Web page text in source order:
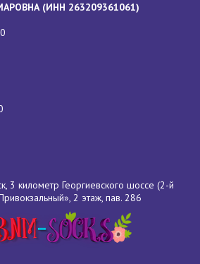
(ИНН 263209361061)
3 километр Георгиевского шоссе (2-й
2 этаж, пав. 286